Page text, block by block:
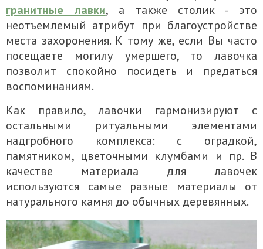
гранитные лавки, а также столик - это
неотъемлемый атрибут при благоустройстве
места захоронения. К тому же, если Вы часто
посещаете могилу умершего, то лавочка
позволит спокойно посидеть и предаться
воспоминаниям.
Как правило, лавочки гармонизируют с
остальными ритуальными элементами
надгробного комплекса: с оградкой,
памятником, цветочными клумбами и пр. В
качестве материала для лавочек
используются самые разные материалы от
натурального камня до обычных деревянных.